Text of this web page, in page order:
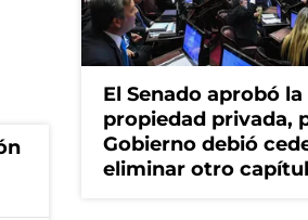
El Senado aprobó
propiedad privada,
Gobierno debió
eliminar otro